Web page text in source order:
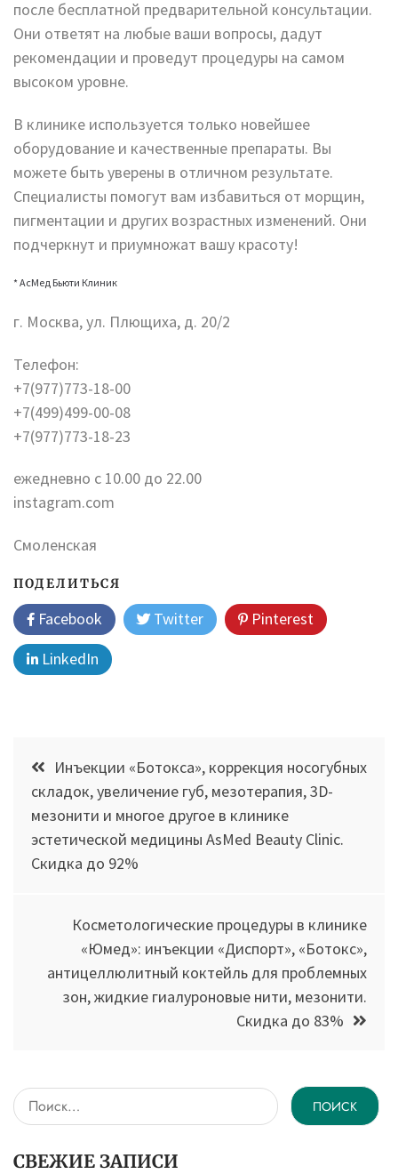
после бесплатной предварительной консультации.
Они ответят на любые ваши вопросы, дадут
рекомендации и проведут процедуры на самом
высоком уровне.
В клинике используется только новейшее
оборудование и качественные препараты. Вы
можете быть уверены в отличном результате.
Специалисты помогут вам избавиться от морщин,
пигментации и других возрастных изменений. Они
подчеркнут и приумножат вашу красоту!
* АсМед Бьюти Клиник
г. Москва, ул. Плющиха, д. 20/2
Телефон:
+7(977)773-18-00
+7(499)499-00-08
+7(977)773-18-23
ежедневно с 10.00 до 22.00
instagram.com
Смоленская
ПОДЕЛИТЬСЯ
Facebook Twitter
Pinterest
LinkedIn
Навигация
по
записям
Инъекции «Ботокса», коррекция носогубных
складок, увеличение губ, мезотерапия, 3D-
мезонити и многое другое в клинике
эстетической медицины AsMed Beauty Clinic.
Скидка до 92%
Косметологические процедуры в клинике
«Юмед»: инъекции «Диспорт», «Ботокс»,
антицеллюлитный коктейль для проблемных
зон, жидкие гиалуроновые нити, мезонити.
Скидка до 83%
Найти:
СВЕЖИЕ ЗАПИСИ